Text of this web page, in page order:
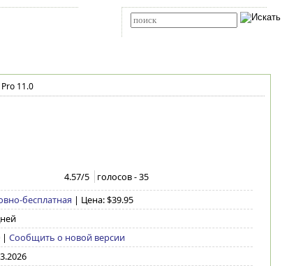
11.0
4.57/5 голосов -35
бесплатная | Цена: $39.95
| Сообщить о новой версии